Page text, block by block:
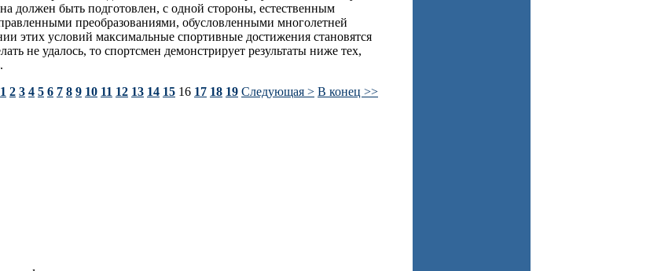
должен быть подготовлен, с одной стороны, естественным
преобразованиями, обусловленными многолетней
этих условий максимальные спортивные достижения становятся
не удалось, то спортсмен демонстрирует результаты ниже тех,
1 2 3 4 5 6 7 8 9 10 11 12 13 14 15 16 17 18 19 Следующая > В конец >>